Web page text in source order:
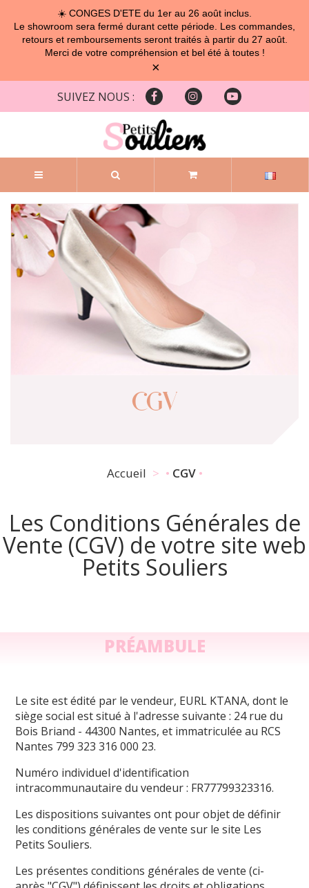
☀️ CONGES D'ETE du 1er au 26 août inclus.
Le showroom sera fermé durant cette période. Les commandes,
retours et remboursements seront traités à partir du 27 août.
Merci de votre compréhension et bel été à toutes !
×
SUIVEZ NOUS :
CGV
Accueil CGV
Les Conditions Générales de
Vente (CGV) de votre site web
Petits Souliers
PRÉAMBULE
Le site est édité par le vendeur, EURL KTANA, dont le
siège social est situé à l'adresse suivante : 24 rue du
Bois Briand - 44300 Nantes, et immatriculée au RCS
Nantes 799 323 316 000 23.
Numéro individuel d'identification
intracommunautaire du vendeur : FR77799323316.
Les dispositions suivantes ont pour objet de définir
les conditions générales de vente sur le site Les
Petits Souliers.
Les présentes conditions générales de vente (ci-